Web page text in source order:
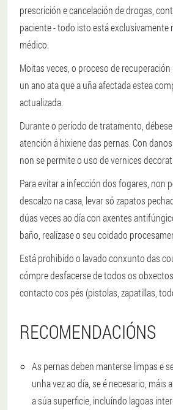
prescrición e cancelación de drogas,
paciente - todo isto está exclusivamente
médico.
Moitas veces, o proceso de
un ano ata que a uña afectada estea
actualizada.
Durante o período de tratamento,
atención á hixiene das pernas. Con
non se permite o uso de vernices
Para evitar a infección dos fogares, non
descalzo na casa, levar só zapatos
dúas veces ao día con axentes
baño, realízase o seu coidado
Está prohibido o lavado conxunto das
cómpre desfacerse de todos os
contacto cos pés (pistolas, zapatillas,
RECOMENDACIÓNS
As pernas deben manterse limpas e
unha vez ao día, se é necesario, máis
a súa superficie, incluíndo lagoas